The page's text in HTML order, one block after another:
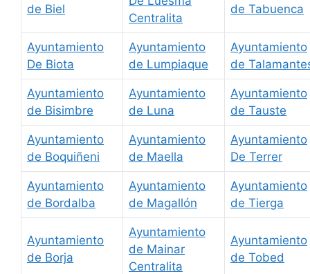
de Biel
Centralita
de Tabuenca
Ayuntamiento
De Biota
Ayuntamiento
de Lumpiaque
Ayuntamiento
de
Ayuntamiento
de Bisimbre
Ayuntamiento
de Luna
Ayuntamiento
de Tauste
Ayuntamiento
de Boquiñeni
Ayuntamiento
de Maella
Ayuntamiento
De Terrer
Ayuntamiento
de Bordalba
Ayuntamiento
de Magallón
Ayuntamiento
de Tierga
Ayuntamiento
de Borja
Ayuntamiento
de Mainar
Centralita
Ayuntamiento
de Tobed